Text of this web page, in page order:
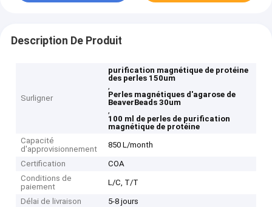
Description De Produit
Surligner
purification magnétique de protéine
des perles 150um
,
Perles magnétiques d'agarose de
BeaverBeads 30um
,
100 ml de perles de purification
magnétique de protéine
Capacité
d'approvisionnement
850 L/month
Certification
COA
Conditions de
paiement
L/C, T/T
Délai de livraison
5-8 jours